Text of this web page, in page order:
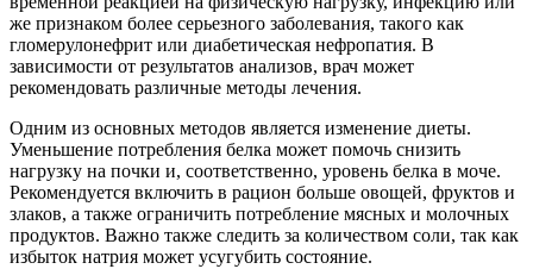
же признаком более серьезного заболевания, такого как
гломерулонефрит или диабетическая нефропатия. В
зависимости от результатов анализов, врач может
рекомендовать различные методы лечения.
Одним из основных методов является изменение диеты.
Уменьшение потребления белка может помочь снизить
нагрузку на почки и, соответственно, уровень белка в моче.
Рекомендуется включить в рацион больше овощей, фруктов и
злаков, а также ограничить потребление мясных и молочных
продуктов. Важно также следить за количеством соли, так как
избыток натрия может усугубить состояние.